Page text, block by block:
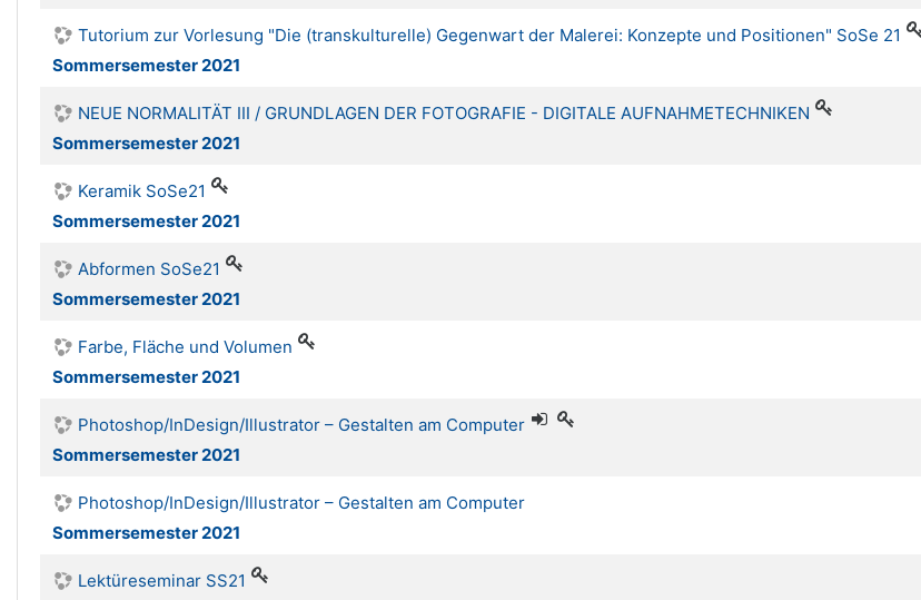
Tutorium zur Vorlesung "Die (transkulturelle) Gegenwart der Malerei: Konzepte und Positionen" SoSe 21
Sommersemester 2021
NEUE NORMALITÄT III / GRUNDLAGEN DER FOTOGRAFIE - DIGITALE AUFNAHMETECHNIKEN
Sommersemester 2021
Keramik SoSe21
Sommersemester 2021
Abformen SoSe21
Sommersemester 2021
Farbe, Fläche und Volumen
Sommersemester 2021
Photoshop/InDesign/Illustrator – Gestalten am Computer
Sommersemester 2021
Photoshop/InDesign/Illustrator – Gestalten am Computer
Sommersemester 2021
Lektüreseminar SS21